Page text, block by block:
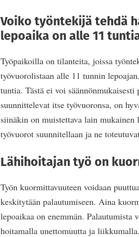
Voiko työntekijä tehdä
lepoaika on alle 11
Työpaikoilla on tilanteita, joissa
työvuorolistaan alle 11 tunnin
tuntia. Tästä ei voi
suunnittelevat itse työvuoronsa, on
siinäkin on muistettava lain mukainen
työvuorot suunnitellaan ja ne
Lähihoitajan työ on
Työn kuormittavuuteen voidaan
keskitytään palautumiseen. Aina
lepoaikaa on enemmän.
hoitamalla unettomuutta ja liikkumalla.